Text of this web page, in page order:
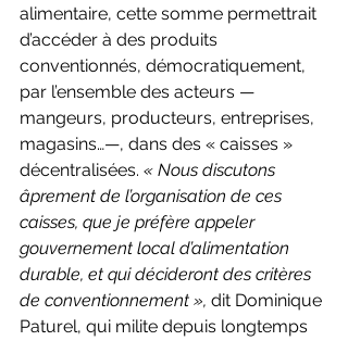
alimentaire, cette somme permettrait
d’accéder à des produits
conventionnés, démocratiquement,
par l’ensemble des acteurs —
mangeurs, producteurs, entreprises,
magasins…—, dans des « caisses »
décentralisées. « Nous discutons
âprement de l’organisation de ces
caisses, que je préfère appeler
gouvernement local d’alimentation
durable, et qui décideront des critères
de conventionnement », dit Dominique
Paturel, qui milite depuis longtemps